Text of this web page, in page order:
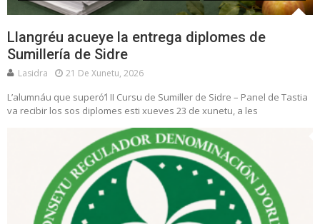
Llangréu acueye la entrega diplomes de
Sumillería de Sidre
Lasidra 21 De Xunetu, 2026
L’alumnáu que superó’l II Cursu de Sumiller de Sidre – Panel de Tastia
va recibir los sos diplomes esti xueves 23 de xunetu, a les